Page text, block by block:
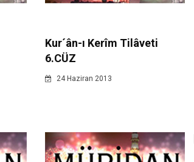
Kur´ân-ı Kerîm Tilâveti
6.CÜZ
24 Haziran 2013